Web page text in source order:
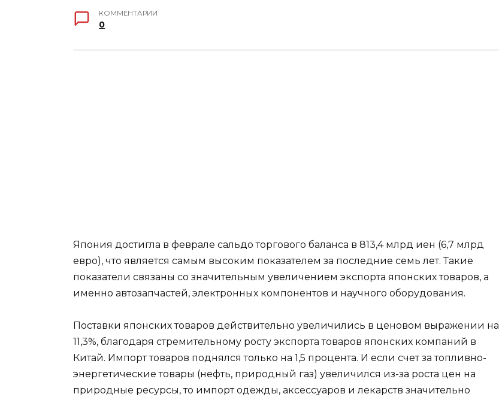
КОММЕНТАРИИ
0
Япония достигла в феврале сальдо торгового баланса в 813,4 млрд иен (6,7 млрд
евро), что является самым высоким показателем за последние семь лет. Такие
показатели связаны со значительным увеличением экспорта японских товаров, а
именно автозапчастей, электронных компонентов и научного оборудования.
Поставки японских товаров действительно увеличились в ценовом выражении на
11,3%, благодаря стремительному росту экспорта товаров японских компаний в
Китай. Импорт товаров поднялся только на 1,5 процента. И если счет за топливно-
энергетические товары (нефть, природный газ) увеличился из-за роста цен на
природные ресурсы, то импорт одежды, аксессуаров и лекарств значительно